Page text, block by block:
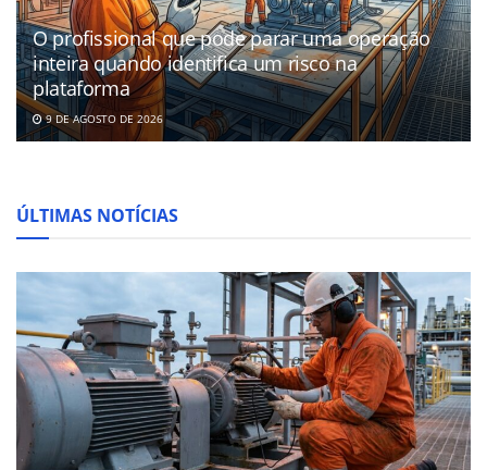
O profissional que pode parar uma operação
inteira quando identifica um risco na
plataforma
9 DE AGOSTO DE 2026
ÚLTIMAS NOTÍCIAS